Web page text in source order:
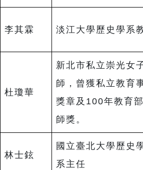
李其霖 淡江大學歷史學系
杜瓊華
新北市私立崇光女
師，曾獲私立教育
獎章及100年教育
師獎。
林士鉉
國立臺北大學歷史
系主任